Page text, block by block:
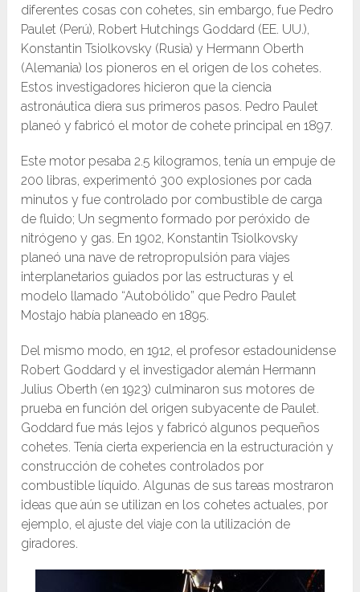
diferentes cosas con cohetes, sin embargo, fue Pedro
Paulet (Perú), Robert Hutchings Goddard (EE. UU.),
Konstantin Tsiolkovsky (Rusia) y Hermann Oberth
(Alemania) los pioneros en el origen de los cohetes.
Estos investigadores hicieron que la ciencia
astronáutica diera sus primeros pasos. Pedro Paulet
planeó y fabricó el motor de cohete principal en 1897.
Este motor pesaba 2.5 kilogramos, tenía un empuje de
200 libras, experimentó 300 explosiones por cada
minutos y fue controlado por combustible de carga
de fluido; Un segmento formado por peróxido de
nitrógeno y gas. En 1902, Konstantin Tsiolkovsky
planeó una nave de retropropulsión para viajes
interplanetarios guiados por las estructuras y el
modelo llamado “Autobólido” que Pedro Paulet
Mostajo había planeado en 1895.
Del mismo modo, en 1912, el profesor estadounidense
Robert Goddard y el investigador alemán Hermann
Julius Oberth (en 1923) culminaron sus motores de
prueba en función del origen subyacente de Paulet.
Goddard fue más lejos y fabricó algunos pequeños
cohetes. Tenía cierta experiencia en la estructuración y
construcción de cohetes controlados por
combustible líquido. Algunas de sus tareas mostraron
ideas que aún se utilizan en los cohetes actuales, por
ejemplo, el ajuste del viaje con la utilización de
giradores.